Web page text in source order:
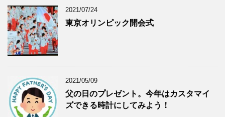
2021/07/24
東京オリンピック開会式
2021/05/09
父の日のプレゼント。今年はカスタマイ
ズできる時計にしてみよう！